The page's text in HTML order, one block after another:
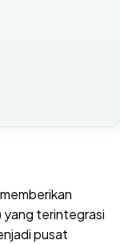
yang terintegrasi
pusat